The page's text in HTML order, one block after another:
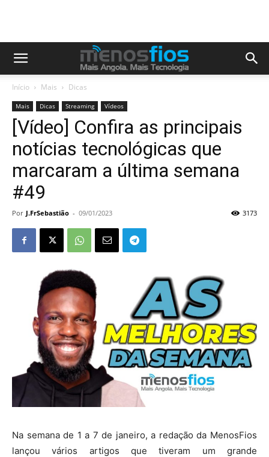
Início Mais Dicas
Mais Dicas Streaming Vídeos
[Vídeo] Confira as principais
notícias tecnológicas que
marcaram a última semana
#49
Por J.FrSebastião - 09/01/2023 3173
Na semana de 1 a 7 de janeiro, a redação da MenosFios
lançou vários artigos que tiveram um grande